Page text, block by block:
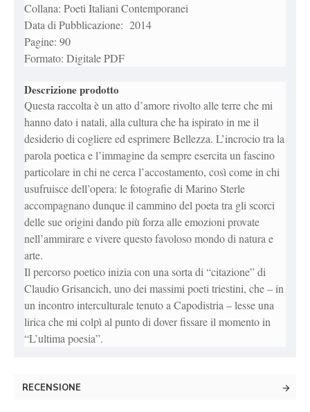
Collana: Poeti Italiani Contemporanei
Data di Pubblicazione: 2014
Pagine: 90
Formato: Digitale PDF
Descrizione prodotto
Questa raccolta è un atto d’amore rivolto alle terre che mi
hanno dato i natali, alla cultura che ha ispirato in me il
desiderio di cogliere ed esprimere Bellezza. L’incrocio tra la
parola poetica e l’immagine da sempre esercita un fascino
particolare in chi ne cerca l’accostamento, così come in chi
usufruisce dell’opera: le fotografie di Marino Sterle
accompagnano dunque il cammino del poeta tra gli scorci
delle sue origini dando più forza alle emozioni provate
nell’ammirare e vivere questo favoloso mondo di natura e
arte.
Il percorso poetico inizia con una sorta di “citazione” di
Claudio Grisancich, uno dei massimi poeti triestini, che – in
un incontro interculturale tenuto a Capodistria – lesse una
lirica che mi colpì al punto di dover fissare il momento in
“L’ultima poesia”.
RECENSIONE